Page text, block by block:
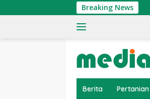
ke
Breaking News
Berita Pertanian